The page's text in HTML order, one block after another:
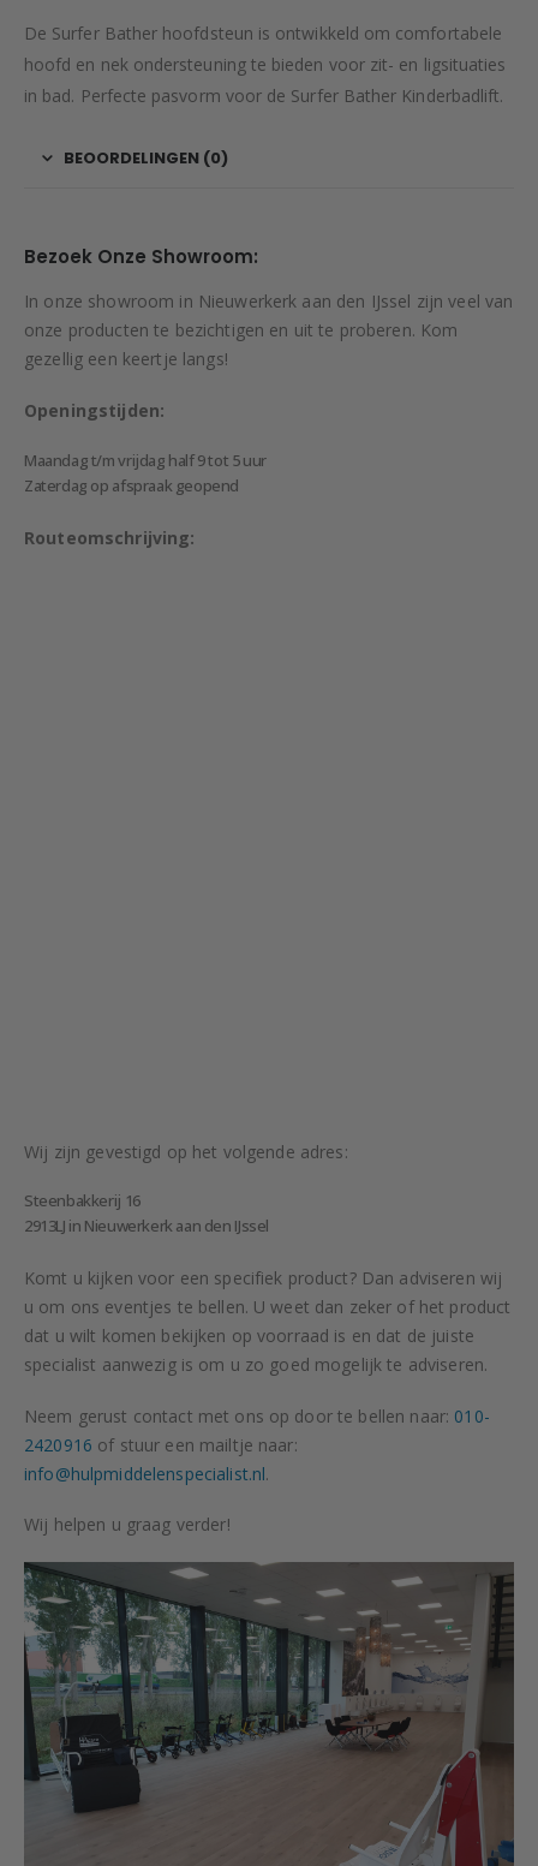
De Surfer Bather hoofdsteun is ontwikkeld om comfortabele
hoofd en nek ondersteuning te bieden voor zit- en ligsituaties
in bad. Perfecte pasvorm voor de Surfer Bather Kinderbadlift.
BEOORDELINGEN (0)
Bezoek Onze Showroom:
In onze showroom in Nieuwerkerk aan den IJssel zijn veel van
onze producten te bezichtigen en uit te proberen. Kom
gezellig een keertje langs!
Openingstijden:
Maandag t/m vrijdag half 9 tot 5 uur
Zaterdag op afspraak geopend
Routeomschrijving:
Wij zijn gevestigd op het volgende adres:
Steenbakkerij 16
2913LJ in Nieuwerkerk aan den IJssel
Komt u kijken voor een specifiek product? Dan adviseren wij
u om ons eventjes te bellen. U weet dan zeker of het product
dat u wilt komen bekijken op voorraad is en dat de juiste
specialist aanwezig is om u zo goed mogelijk te adviseren.
Neem gerust contact met ons op door te bellen naar: 010-
2420916 of stuur een mailtje naar:
info@hulpmiddelenspecialist.nl.
Wij helpen u graag verder!